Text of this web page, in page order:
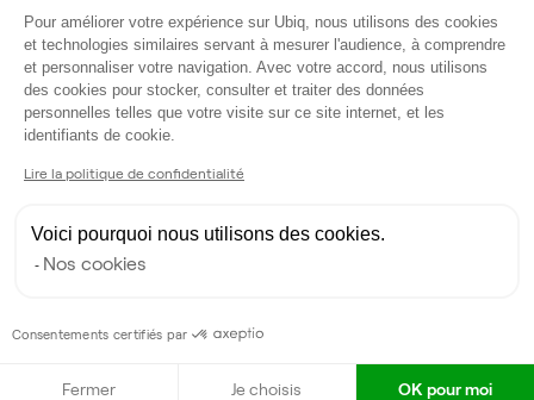
Gestionnaire de l'espace
Partenaire depuis 2022
Taux de réponse : 20%
Plateforme de Gestion du
Pour améliorer votre expérience sur Ubiq, nous utilisons des cookies
et technologies similaires servant à mesurer l'audience, à comprendre
et personnaliser votre navigation. Avec votre accord, nous utilisons
des cookies pour stocker, consulter et traiter des données
personnelles telles que votre visite sur ce site internet, et les
identifiants de cookie.
Lire la politique de confidentialité
Voici pourquoi nous utilisons des cookies.
Nos cookies
Consentements certifiés par
Fermer Je choisis OK pour moi